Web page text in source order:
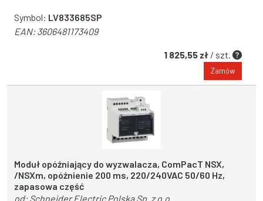
Symbol: LV833685SP
EAN:3606481173409
1 825,55 zł / szt.
Zamów
Moduł opóźniający do wyzwalacza, ComPacT NSX,
/NSXm, opóźnienie 200 ms, 220/240VAC 50/60 Hz,
zapasowa część
od:Schneider Electric Polska Sp. z o.o.